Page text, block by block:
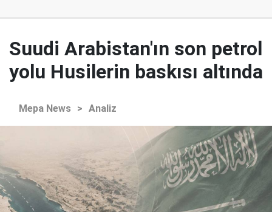
Suudi Arabistan'ın son petrol
yolu Husilerin baskısı altında
Mepa News > Analiz